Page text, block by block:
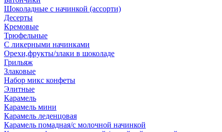
Шоколадные с начинкой (ассорти)
Десерты
Кремовые
Трюфельные
С ликерными начинками
Орехи,фрукты/злаки в шоколаде
Грильяж
Злаковые
Набор микс конфеты
Элитные
Карамель
Карамель мини
Карамель леденцовая
Карамель помадная/с молочной начинкой